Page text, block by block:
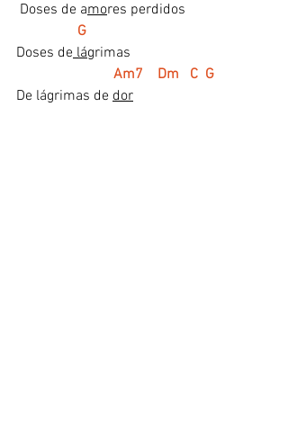
Doses de amores perdidos
  G
Doses de lágrimas
           Am7    Dm   C  G
De lágrimas de dor